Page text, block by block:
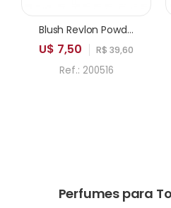
Blush Revlon Powder 005 Playfull
U$ 7,50 R$ 39,60
Ref.: 200516
Perfumes para